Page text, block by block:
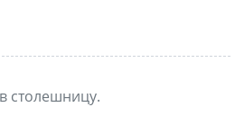
столешницу.